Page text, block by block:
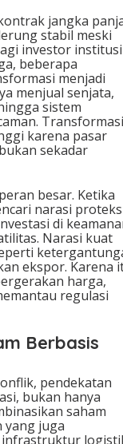
jangka
stabil meski
investor institusi
beberapa
menjadi
menjual senjata,
sistem
Transformasi
karena pasar
sekadar
besar. Ketika
narasi
di
Narasi kuat
ekspor. Karena
harga,
regulasi
Berbasis
pendekatan
bukan hanya
saham
yang juga